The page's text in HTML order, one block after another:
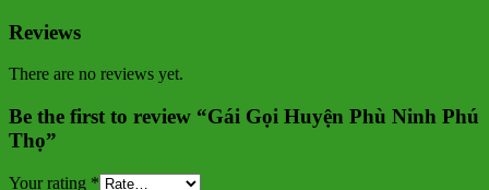
Reviews
There are no reviews yet.
Be the first to review “Gái Gọi Huyện Phù Ninh Phú
Thọ”
Your rating *